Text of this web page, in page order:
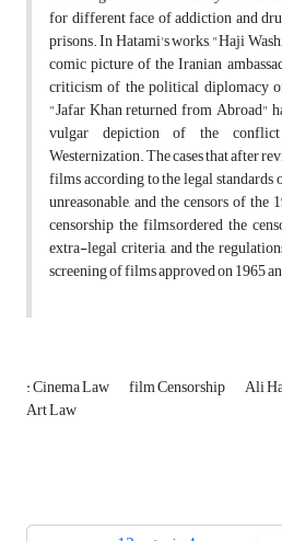
for different face of addiction and
prisons. In Hatami's works, "Haji
comic picture of the Iranian
criticism of the political diplomacy
"Jafar Khan returned from Abroad"
vulgar depiction of the
Westernization. The cases that after
films according to the legal standards
unreasonable, and the censors of the
censorship the films,ordered the
extra-legal criteria, and the
screening of films approved on 1965
: Cinema Law film Censorship Ali
Art Law